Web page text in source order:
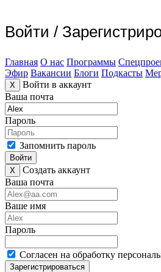
Войти /
Главная О нас Программы
Эфир Вакансии Блоги Подкасты
X
Войти в аккаунт
Ваша почта
Пароль
Запомнить пароль
Войти
X
Создать аккаунт
Ваша почта
Ваше имя
Пароль
Согласен на обработку
Зарегистрироваться